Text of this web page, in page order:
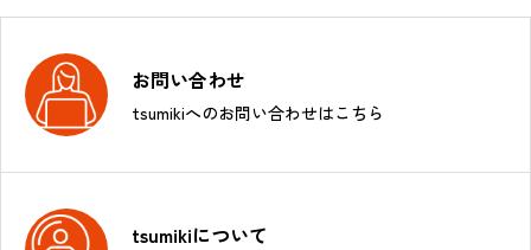
お問い合わせ
tsumikiへのお問い合わせはこちら
tsumikiについて